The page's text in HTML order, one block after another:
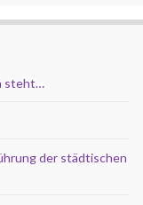
steht…
der städtischen